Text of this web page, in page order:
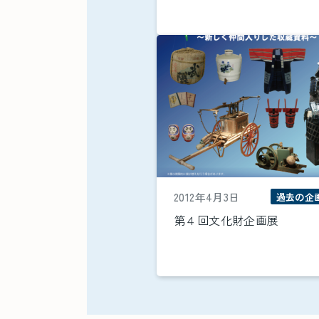
2012年4月3日 過去の企
第４回文化財企画展